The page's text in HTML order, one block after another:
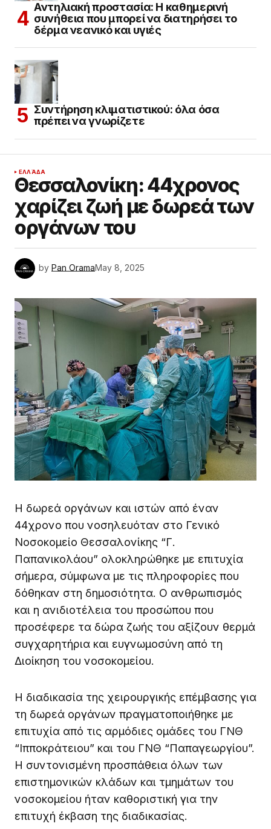
Αντηλιακή προστασία: Η καθημερινή
συνήθεια που μπορεί να διατηρήσει το
δέρμα νεανικό και υγιές
Συντήρηση κλιματιστικού: όλα όσα
πρέπει να γνωρίζετε
ΕΛΛΆΔΑ
Θεσσαλονίκη: 44χρονος
χαρίζει ζωή με δωρεά των
οργάνων του
by Pan OramaMay 8, 2025
Η δωρεά οργάνων και ιστών από έναν
44χρονο που νοσηλευόταν στο Γενικό
Νοσοκομείο Θεσσαλονίκης “Γ.
Παπανικολάου” ολοκληρώθηκε με επιτυχία
σήμερα, σύμφωνα με τις πληροφορίες που
δόθηκαν στη δημοσιότητα. Ο ανθρωπισμός
και η ανιδιοτέλεια του προσώπου που
προσέφερε τα δώρα ζωής του αξίζουν θερμά
συγχαρητήρια και ευγνωμοσύνη από τη
Διοίκηση του νοσοκομείου.
Η διαδικασία της χειρουργικής επέμβασης για
τη δωρεά οργάνων πραγματοποιήθηκε με
επιτυχία από τις αρμόδιες ομάδες του ΓΝΘ
“Ιπποκράτειου” και του ΓΝΘ “Παπαγεωργίου”.
Η συντονισμένη προσπάθεια όλων των
επιστημονικών κλάδων και τμημάτων του
νοσοκομείου ήταν καθοριστική για την
επιτυχή έκβαση της διαδικασίας.